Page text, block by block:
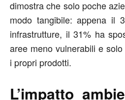
dimostra che solo poche
modo tangibile: appena il
infrastrutture, il 31% ha
aree meno vulnerabili e
i propri prodotti.
L’impatto